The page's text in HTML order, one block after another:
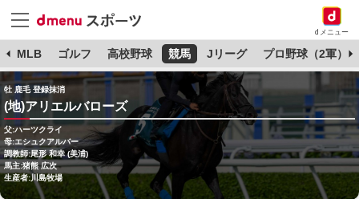
dメニュー
MLB ゴルフ 高校野球 競馬 Jリーグ プロ野球（2軍）
牡 鹿毛 登録抹消
(地)アリエルバローズ
父:ハーツクライ
母:エシュクアルバー
調教師:尾形 和幸 (美浦)
馬主:猪熊 広次
生産者:川島牧場